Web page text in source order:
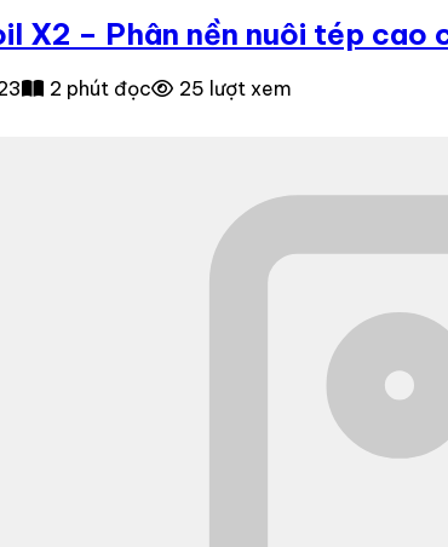
X2 – Phân nền nuôi tép cao
2 phút đọc 25 lượt xem